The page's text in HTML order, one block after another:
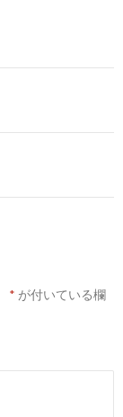
* が付いている欄